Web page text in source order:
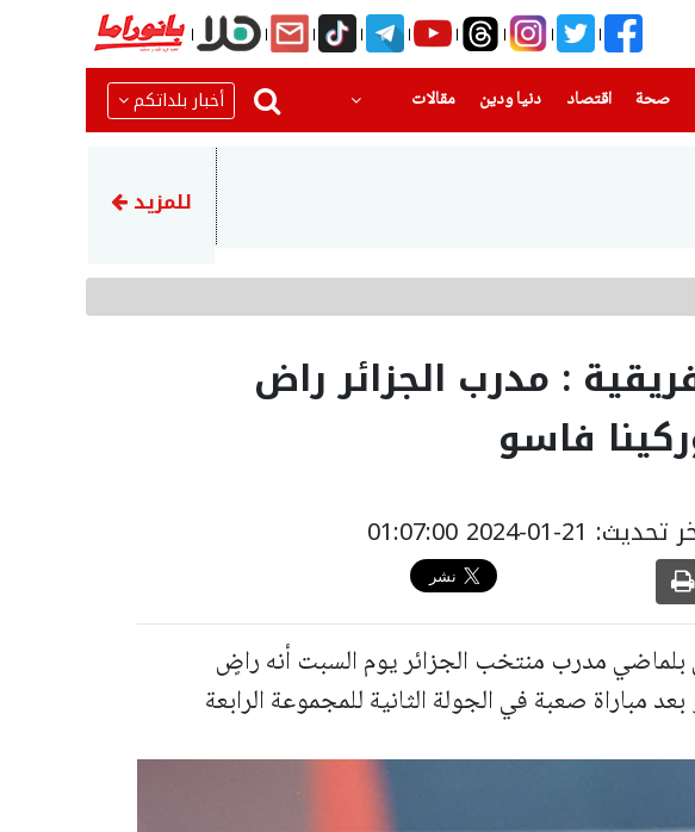
صحة(current) اقتصاد دنيا ودين
(current) مقالات أخبار بلداتكم
هل أنت من المستحقين؟
للمزيد
: مدرب الجزائر راض
فاسو
21-01-2024 01:07:00
بلماضي مدرب منتخب الجزائر يوم السبت أنه راضٍ
بعد مباراة صعبة في الجولة الثانية للمجموعة الرابعة